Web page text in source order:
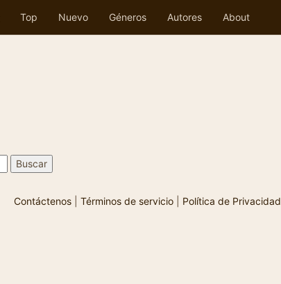
Top Nuevo Géneros Autores About
Contáctenos| Términos de servicio| Política de Privacidad